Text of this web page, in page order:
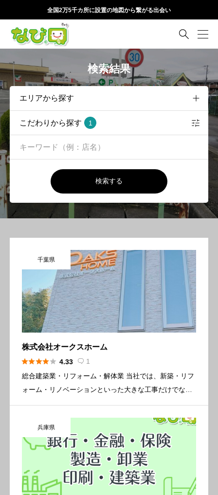
全国2万5千カ所に設置の地図から繋がる出会い

検索結果
こだわりから探す 1
検索する
千葉県
株式会社オークスホーム
 4.33  1
総合建築業・リフォーム・解体業 当社では、新築・リフ
ォーム・リノベーションといった大きな工事だけでな
く、水回りなどの交換や間仕切り新設等の一部工事も承
っております。 現地調査及びお見積りは無料にて行って
おりますので、お気 […]
兵庫県